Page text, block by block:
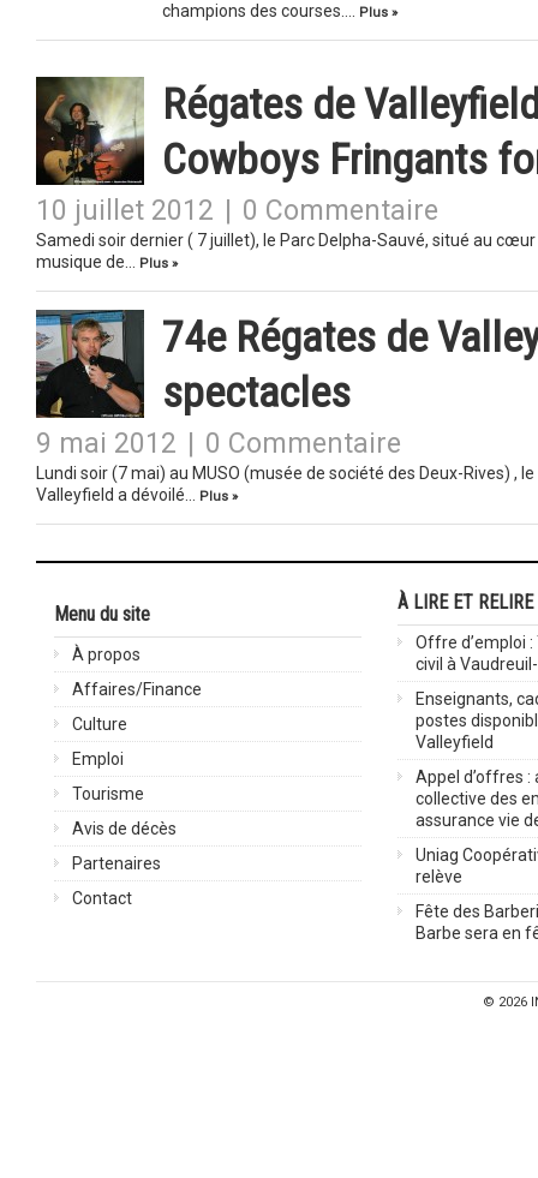
champions des courses….
Plus »
Régates de
Cowboys Fringants
10 juillet 2012 0 Commentaire
Samedi soir dernier ( 7 juillet), le Parc Delpha-Sauvé, situé au
musique de…
Plus »
74e Régates de
spectacles
9 mai 2012 0 Commentaire
Lundi soir (7 mai) au MUSO (musée de société des Deux-Rives)
Valleyfield a dévoilé…
Plus »
Menu du site
À propos
Affaires/Finance
Culture
Emploi
Tourisme
Avis de décès
Partenaires
Contact
À LIRE ET RELIRE
Offre d’emploi
civil à
Enseignants,
postes
Valleyfield
Appel d’offres :
collective des
assurance vie
Uniag
relève
Fête des
Barbe sera en
© 2026